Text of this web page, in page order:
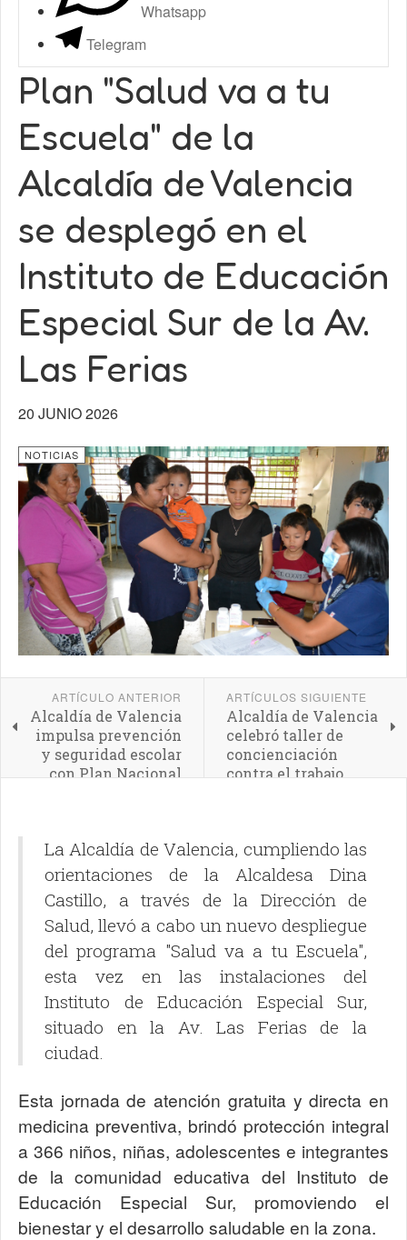
Whatsapp
Telegram
Plan "Salud va a tu
Escuela" de la
Alcaldía de Valencia
se desplegó en el
Instituto de Educación
Especial Sur de la Av.
Las Ferias
20 JUNIO 2026
NOTICIAS
ARTÍCULO ANTERIOR
Alcaldía de Valencia
impulsa prevención
y seguridad escolar
con Plan Nacional
ARTÍCULOS SIGUIENTE
Alcaldía de Valencia
celebró taller de
concienciación
contra el trabajo
La Alcaldía de Valencia, cumpliendo las
orientaciones de la Alcaldesa Dina
Castillo, a través de la Dirección de
Salud, llevó a cabo un nuevo despliegue
del programa "Salud va a tu Escuela",
esta vez en las instalaciones del
Instituto de Educación Especial Sur,
situado en la Av. Las Ferias de la
ciudad.
Esta jornada de atención gratuita y directa en
medicina preventiva, brindó protección integral
a 366 niños, niñas, adolescentes e integrantes
de la comunidad educativa del Instituto de
Educación Especial Sur, promoviendo el
bienestar y el desarrollo saludable en la zona.